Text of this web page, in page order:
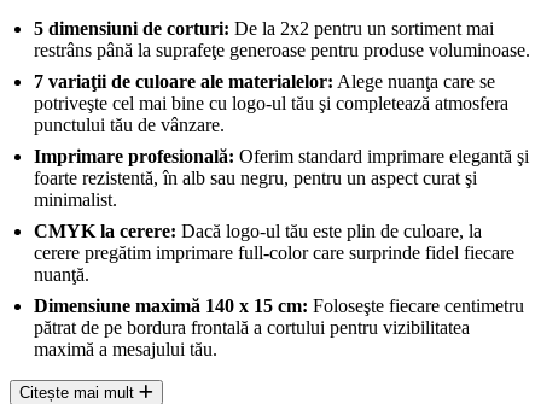
5 dimensiuni de corturi: De la 2x2 pentru un sortiment mai
restrâns până la suprafeţe generoase pentru produse voluminoase.
7 variaţii de culoare ale materialelor: Alege nuanţa care se
potriveşte cel mai bine cu logo-ul tău şi completează atmosfera
punctului tău de vânzare.
Imprimare profesională: Oferim standard imprimare elegantă şi
foarte rezistentă, în alb sau negru, pentru un aspect curat şi
minimalist.
CMYK la cerere: Dacă logo-ul tău este plin de culoare, la
cerere pregătim imprimare full-color care surprinde fidel fiecare
nuanţă.
Dimensiune maximă 140 x 15 cm: Foloseşte fiecare centimetru
pătrat de pe bordura frontală a cortului pentru vizibilitatea
maximă a mesajului tău.
Citește mai mult